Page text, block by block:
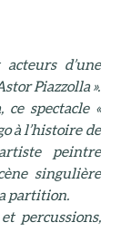
d’une
Piazzolla ».
ce spectacle «
à l’histoire de
peintre
singulière
partition.
percussions,